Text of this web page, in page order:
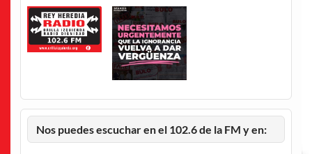
Nos puedes escuchar en el 102.6 de la FM y en: